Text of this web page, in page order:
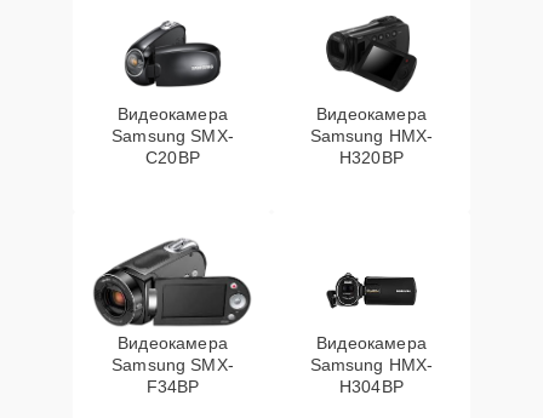
Видеокамера
Samsung SMX-
C20BP
Видеокамера
Samsung HMX-
H320BP
Видеокамера
Samsung SMX-
F34BP
Видеокамера
Samsung HMX-
H304BP